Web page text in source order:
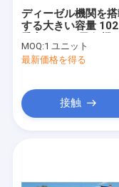
ディーゼル機関を
する大きい容量 102
換バス
MOQ:1 ユニット
最新価格を得る
接触